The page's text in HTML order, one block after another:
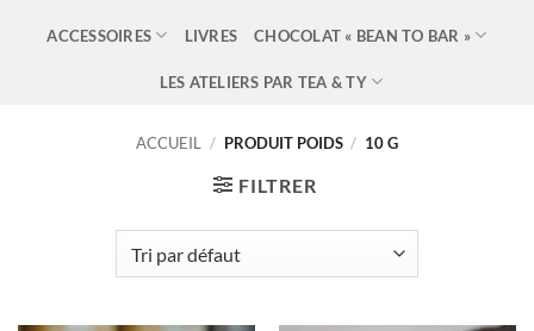
ACCESSOIRES LIVRES CHOCOLAT « BEAN TO BAR »
LES ATELIERS PAR TEA & TY
ACCUEIL / PRODUIT POIDS / 10 G
FILTRER